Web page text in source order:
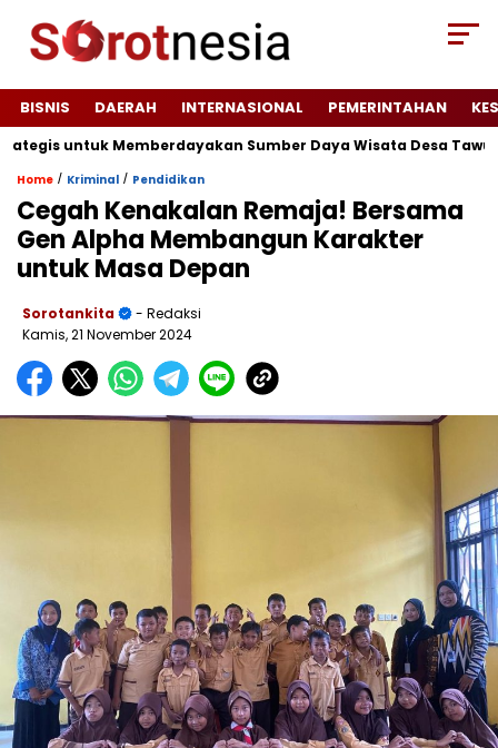
BISNIS DAERAH INTERNASIONAL PEMERINTAHAN
untuk Memberdayakan Sumber Daya Wisata Desa Tawun
Home / Kriminal / Pendidikan
Cegah Kenakalan Remaja! Bersama
Gen Alpha Membangun Karakter
untuk Masa Depan
Sorotankita
- Redaksi
Kamis, 21 November 2024